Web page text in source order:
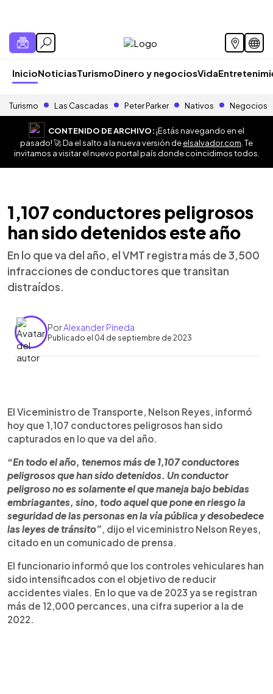
InicioNoticiasTurismoDinero y negociosVida
Turismo Las Cascadas Peter Parker Nativos Negocios
CONTENIDO DE ARCHIVO:¡Estás navegando en el
pasado! 🚀 Da el salto a la nueva versión deelsalvador.com . Te
invitamos a visitar el nuevo portal país donde coincidimos todos.
1,107 conductores peligrosos
han sido detenidos este año
En lo que va del año, el VMT registra más de 3,500
infracciones de conductores que transitan
distraídos.
PorAlexander Pineda
Publicado el 04 de septiembre de 2023
Escuchar artículo
El Viceministro de Transporte, Nelson Reyes, informó
hoy que 1,107 conductores peligrosos han sido
capturados en lo que va del año.
“En todo el año, tenemos más de 1,107 conductores
peligrosos que han sido detenidos. Un conductor
peligroso no es solamente el que maneja bajo bebidas
embriagantes, sino, todo aquel que pone en riesgo la
seguridad de las personas en la vía pública y desobedece
las leyes de tránsito”, dijo el viceministro Nelson Reyes,
citado en un comunicado de prensa.
El funcionario informó que los controles vehiculares han
sido intensificados con el objetivo de reducir
accidentes viales. En lo que va de 2023 ya se registran
más de 12,000 percances, una cifra superior a la de
2022.